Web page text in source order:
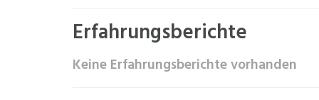
Erfahrungsberichte
Keine Erfahrungsberichte vorhanden